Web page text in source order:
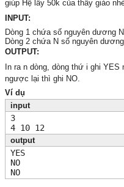
giúp Hệ lấy 50k của thầy giáo
INPUT:
Dòng 1 chứa số nguyên dương
Dòng 2 chứa N số nguyên
OUTPUT:
In ra n dòng, dòng thứ i ghi
ngược lại thì ghi NO.
Ví dụ
input
3
4 10 12
output
YES
NO
NO